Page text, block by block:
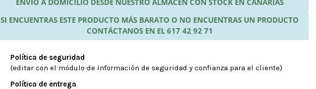
SI ENCUENTRAS ESTE PRODUCTO MÁS BARATO O NO ENCUENTRAS UN PRODUCTO
CONTÁCTANOS EN EL 617 42 92 71
Política de seguridad
(editar con el módulo de Información de seguridad y confianza para el cliente)
Política de entrega